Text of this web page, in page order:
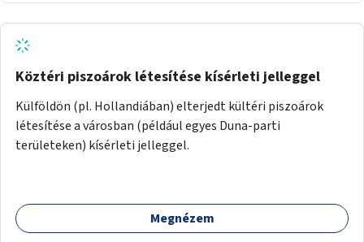
Köztéri piszoárok létesítése kísérleti jelleggel
Külföldön (pl. Hollandiában) elterjedt kültéri piszoárok
létesítése a városban (például egyes Duna-parti
területeken) kísérleti jelleggel.
Megnézem